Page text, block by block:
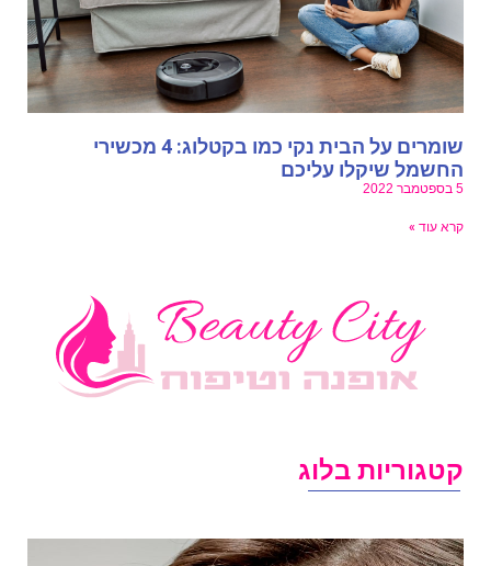
שומרים על הבית נקי כמו בקטלוג: 4 מכשירי
שיקלו עליכם
עוד »
בלוג